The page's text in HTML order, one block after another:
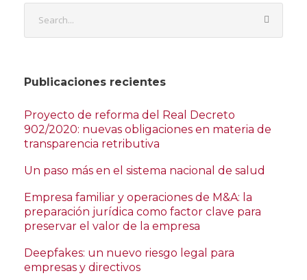
Publicaciones recientes
Proyecto de reforma del Real Decreto
902/2020: nuevas obligaciones en materia de
transparencia retributiva
Un paso más en el sistema nacional de salud
Empresa familiar y operaciones de M&A: la
preparación jurídica como factor clave para
preservar el valor de la empresa
Deepfakes: un nuevo riesgo legal para
empresas y directivos